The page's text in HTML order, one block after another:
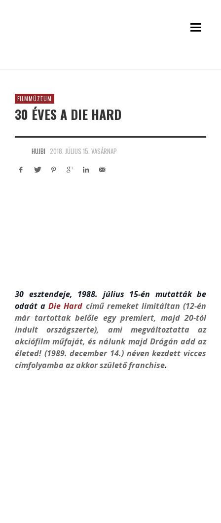
FILMMÚZEUM
30 ÉVES A DIE HARD
HUJBI 2018. JÚLIUS 15. VASÁRNAP
30 esztendeje, 1988. július 15-én mutatták be
odaát aDie Hard című remeket limitáltan (12-én
már tartottak belőle egy premiert, majd 20-tól
indult országszerte), ami megváltoztatta az
akciófilm műfaját, és nálunk majd Drágán add az
életed! (1989. december 14.) néven kezdett vicces
címfolyamba az akkor születő franchise.